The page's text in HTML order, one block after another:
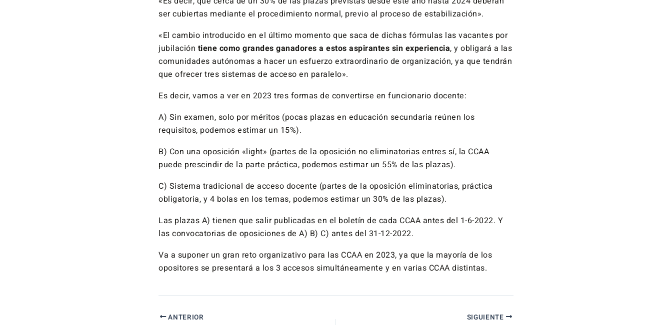
ser cubiertas mediante el procedimiento normal, previo al proceso de estabilización».
«El cambio introducido en el último momento que saca de dichas fórmulas las vacantes por
jubilación tiene como grandes ganadores a estos aspirantes sin experiencia, y obligará a las
comunidades autónomas a hacer un esfuerzo extraordinario de organización, ya que tendrán
que ofrecer tres sistemas de acceso en paralelo».
Es decir, vamos a ver en 2023 tres formas de convertirse en funcionario docente:
A) Sin examen, solo por méritos (pocas plazas en educación secundaria reúnen los
requisitos, podemos estimar un 15%).
B) Con una oposición «light» (partes de la oposición no eliminatorias entres sí, la CCAA
puede prescindir de la parte práctica, podemos estimar un 55% de las plazas).
C) Sistema tradicional de acceso docente (partes de la oposición eliminatorias, práctica
obligatoria, y 4 bolas en los temas, podemos estimar un 30% de las plazas).
Las plazas A) tienen que salir publicadas en el boletín de cada CCAA antes del 1-6-2022. Y
las convocatorias de oposiciones de A) B) C) antes del 31-12-2022.
Va a suponer un gran reto organizativo para las CCAA en 2023, ya que la mayoría de los
opositores se presentará a los 3 accesos simultáneamente y en varias CCAA distintas.
ANTERIOR SIGUIENTE